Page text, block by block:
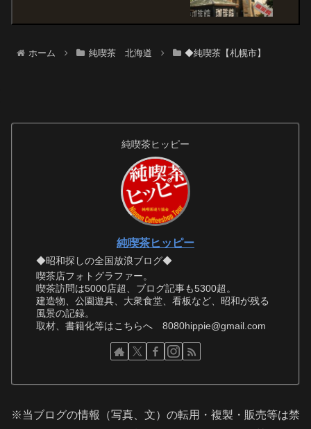
ホーム 純喫茶 北海道 ◆純喫茶【札幌市】
純喫茶ヒッピー
純喫茶ヒッピー
◆昭和探しの全国放浪ブログ◆
喫茶店フォトグラファー。
喫茶訪問は5000店超、ブログ記事も5300超。
建造物、公園遊具、大衆食堂、看板など、昭和が残る
風景の記録。
取材、書籍化等はこちらへ 8080hippie@gmail.com
※当ブログの情報（写真、文）の転用・複製・販売等は禁